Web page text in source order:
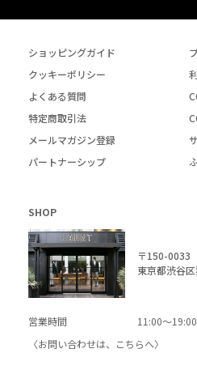
ショッピングガイド
クッキーポリシー
よくある質問
特定商取引法
メールマガジン登録
パートナーシップ
SHOP
〒150-0033
東京都渋谷
営業時間
11:00～
〈お問い合わせは、
こちらへ〉